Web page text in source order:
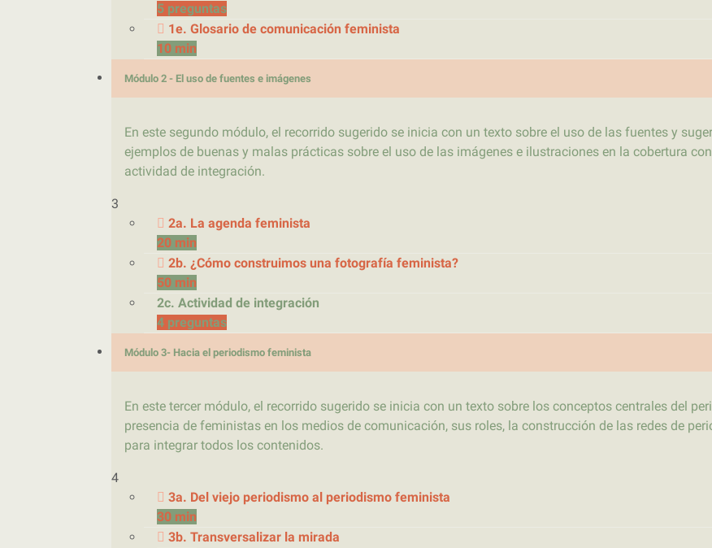
5 preguntas
1e. Glosario de comunicación feminista
10 min
Módulo 2 - El uso de fuentes e imágenes
En este segundo módulo, el recorrido sugerido se inicia con un texto sobre el uso de las fuentes y
ejemplos de buenas y malas prácticas sobre el uso de las imágenes e ilustraciones en la cobertura
actividad de integración.
3
2a. La agenda feminista
20 min
2b. ¿Cómo construimos una fotografía feminista?
50 min
2c. Actividad de integración
4 preguntas
Módulo 3- Hacia el periodismo feminista
En este tercer módulo, el recorrido sugerido se inicia con un texto sobre los conceptos centrales del
presencia de feministas en los medios de comunicación, sus roles, la construcción de las redes de
para integrar todos los contenidos.
4
3a. Del viejo periodismo al periodismo feminista
30 min
3b. Transversalizar la mirada